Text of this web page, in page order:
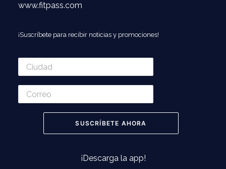
www.fitpass.com
¡Suscríbete para recibir noticias y promociones!
¡Descarga la app!